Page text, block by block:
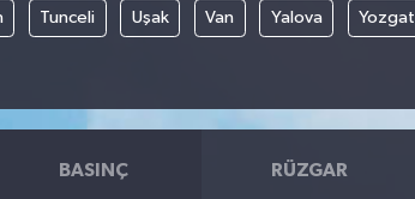
Tunceli Uşak Van Yalova Yozgat
BASINÇ RÜZGAR